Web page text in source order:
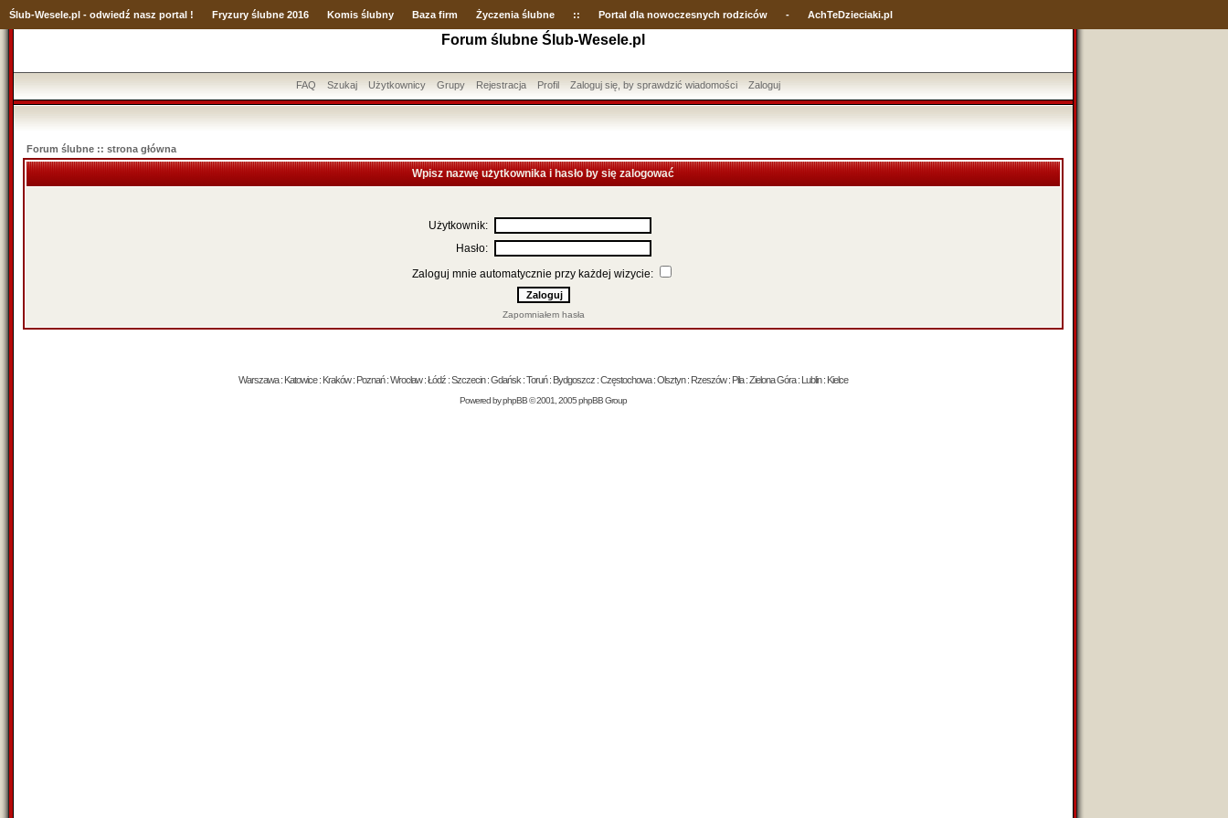
Ślub-Wesele.pl - odwiedź nasz portal ! Fryzury ślubne 2016 Komis ślubny Baza firm Życzenia ślubne :: Portal dla nowoczesnych rodziców - AchTeDzieciaki.pl
Forum ślubne Ślub-Wesele.pl
FAQ Szukaj Użytkownicy Grupy Rejestracja Profil Zaloguj się, by sprawdzić wiadomości Zaloguj
Forum ślubne :: strona główna
Wpisz nazwę użytkownika i hasło by się zalogować
Użytkownik:
Hasło:
Zaloguj mnie automatycznie przy każdej wizycie:
Zapomniałem hasła
Warszawa : Katowice : Kraków : Poznań : Wrocław : Łódź : Szczecin : Gdańsk : Toruń : Bydgoszcz : Częstochowa : Olsztyn : Rzeszów : Piła : Zielona Góra : Lublin : Kielce
Powered byphpBB© 2001, 2005 phpBB Group